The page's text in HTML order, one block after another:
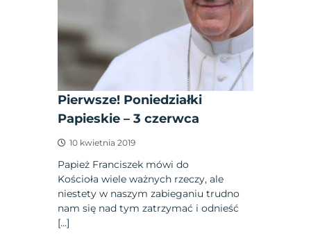
Pierwsze! Poniedziałki
Papieskie – 3 czerwca
10 kwietnia 2019
Papież Franciszek mówi do
Kościoła wiele ważnych rzeczy, ale
niestety w naszym zabieganiu trudno
nam się nad tym zatrzymać i odnieść
[…]